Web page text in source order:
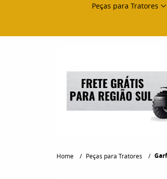
Peças para Tratores
Home Peças para Tratores